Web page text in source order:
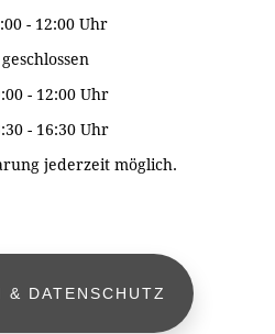
- 12:00 Uhr
- 12:00 Uhr
- 16:30 Uhr
jederzeit möglich.
& DATENSCHUTZ